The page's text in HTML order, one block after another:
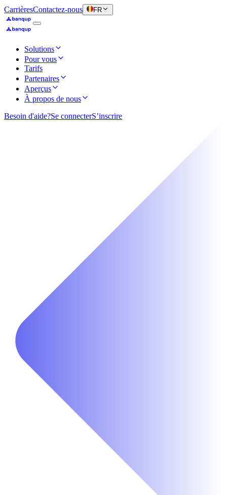
CarrièresContactez-nous FR
Solutions
Pour vous
Tarifs
Partenaires
Aperçus
À propos de nous
Besoin d'aide?Se connecterS’inscrire